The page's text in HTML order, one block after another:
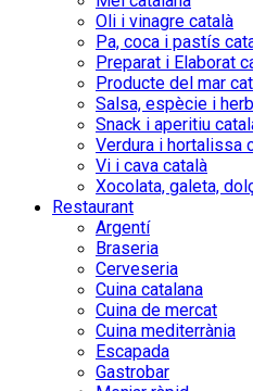
Oli i vinagre català
Pa, coca i pastís
Preparat i Elaborat
Producte del mar
Salsa, espècie i
Snack i aperitiu
Verdura i hortalissa
Vi i cava català
Xocolata, galeta,
Restaurant
Argentí
Braseria
Cerveseria
Cuina catalana
Cuina de mercat
Cuina mediterrània
Escapada
Gastrobar